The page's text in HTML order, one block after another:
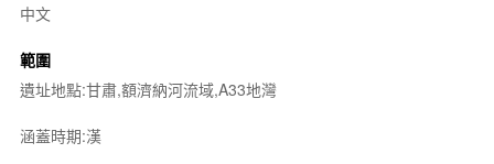
中文
範圍
遺址地點:甘肅,額濟納河流域,A33地灣
涵蓋時期:漢